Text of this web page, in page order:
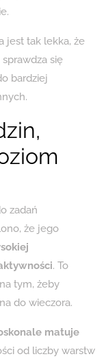
jest tak lekka, że
się
bardziej
zadań
że jego
. To
tym, żeby
do wieczora.
matuje
od liczby warstw